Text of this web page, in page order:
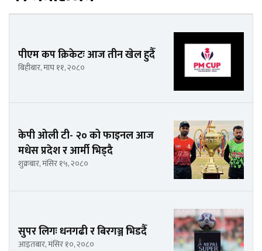
पीएम कप क्रिकेटः आज तीन खेल हुदैँ
बिहीबार, माघ ११, २०८०
केपी ओली टी- २० को फाइनल आज
मधेस प्रदेश र आर्मी भिड्दै
शुक्रबार, मंसिर १५, २०८०
सुपर लिगः धनगढी र बिरगञ्ज भिडदैँ
आइतबार, मंसिर १०, २०८०